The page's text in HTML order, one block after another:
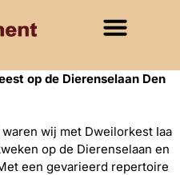
op de Dierenselaan Den
wij met Dweilorkest Iaa
op de Dierenselaan en
een gevarieerd repertoire